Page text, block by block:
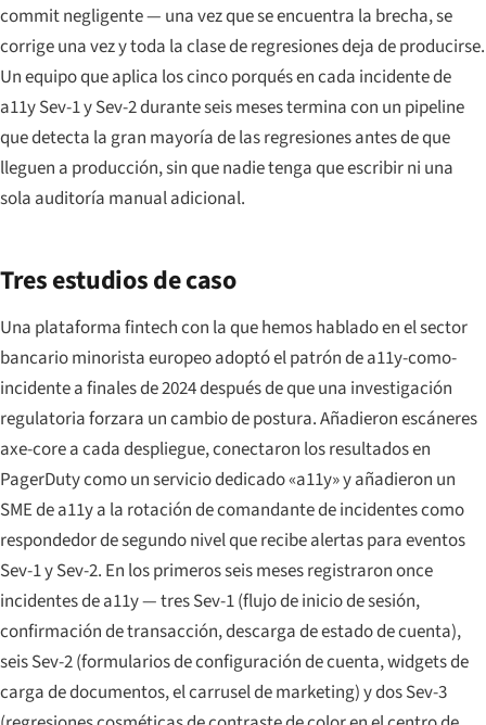
commit negligente — una vez que se encuentra la brecha, se
corrige una vez y toda la clase de regresiones deja de producirse.
Un equipo que aplica los cinco porqués en cada incidente de
a11y Sev-1 y Sev-2 durante seis meses termina con un pipeline
que detecta la gran mayoría de las regresiones antes de que
lleguen a producción, sin que nadie tenga que escribir ni una
sola auditoría manual adicional.
Tres estudios de caso
Una plataforma fintech con la que hemos hablado en el sector
bancario minorista europeo adoptó el patrón de a11y-como-
incidente a finales de 2024 después de que una investigación
regulatoria forzara un cambio de postura. Añadieron escáneres
axe-core a cada despliegue, conectaron los resultados en
PagerDuty como un servicio dedicado «a11y» y añadieron un
SME de a11y a la rotación de comandante de incidentes como
respondedor de segundo nivel que recibe alertas para eventos
Sev-1 y Sev-2. En los primeros seis meses registraron once
incidentes de a11y — tres Sev-1 (flujo de inicio de sesión,
confirmación de transacción, descarga de estado de cuenta),
seis Sev-2 (formularios de configuración de cuenta, widgets de
carga de documentos, el carrusel de marketing) y dos Sev-3